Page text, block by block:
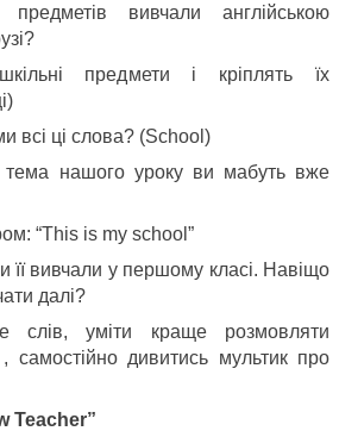
вивчали англійською
предмети і кріплять їх
всі ці слова? (School)
нашого уроку ви мабуть вже
“This is my school”
вивчали у першому класі. Навіщо
далі?
слів, уміти краще розмовляти
самостійно дивитись мультик про
Teacher”